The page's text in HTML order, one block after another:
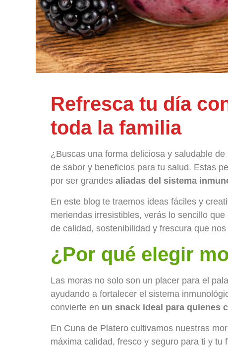
Refresca tu día
toda la familia
¿Buscas una forma deliciosa y saludable
de sabor y beneficios para tu salud. Estas
por ser grandes aliadas del sistema
En este blog te traemos ideas fáciles y
meriendas irresistibles, verás lo sencillo
de calidad, sostenibilidad y frescura que
¿Por qué elegir
Las moras no solo son un placer para el
ayudando a fortalecer el sistema
convierte en un snack ideal para quienes
En Cuna de Platero cultivamos nuestras
máxima calidad, fresco y seguro para ti y